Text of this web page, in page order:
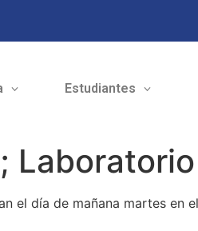
Estudiantes
el día de mañana martes en